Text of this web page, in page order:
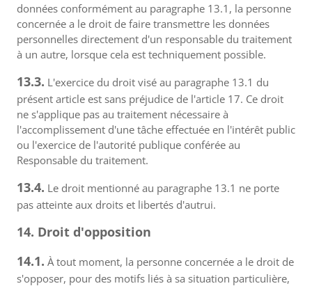
données conformément au paragraphe 13.1, la personne
concernée a le droit de faire transmettre les données
personnelles directement d'un responsable du traitement
à un autre, lorsque cela est techniquement possible.
13.3. L'exercice du droit visé au paragraphe 13.1 du
présent article est sans préjudice de l'article 17. Ce droit
ne s'applique pas au traitement nécessaire à
l'accomplissement d'une tâche effectuée en l'intérêt public
ou l'exercice de l'autorité publique conférée au
Responsable du traitement.
13.4. Le droit mentionné au paragraphe 13.1 ne porte
pas atteinte aux droits et libertés d'autrui.
14. Droit d'opposition
14.1. À tout moment, la personne concernée a le droit de
s'opposer, pour des motifs liés à sa situation particulière,